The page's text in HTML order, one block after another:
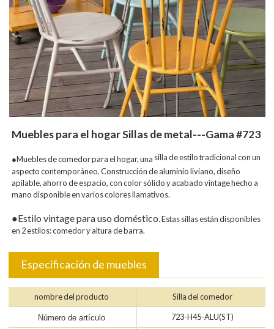
Muebles para el hogar Sillas de metal---Gama #723
●Muebles de comedor para el hogar, una silla de estilo tradicional con un
aspecto contemporáneo. Construcción de aluminio liviano, diseño
apilable, ahorro de espacio, con color sólido y acabado vintage hecho a
mano disponible en varios colores llamativos.
●Estilo vintage para uso doméstico.Estas sillas están disponibles
en 2 estilos: comedor y altura de barra.
Especificación de muebles
nombre del producto Silla del comedor
Número de artículo 723-H45-ALU(ST)